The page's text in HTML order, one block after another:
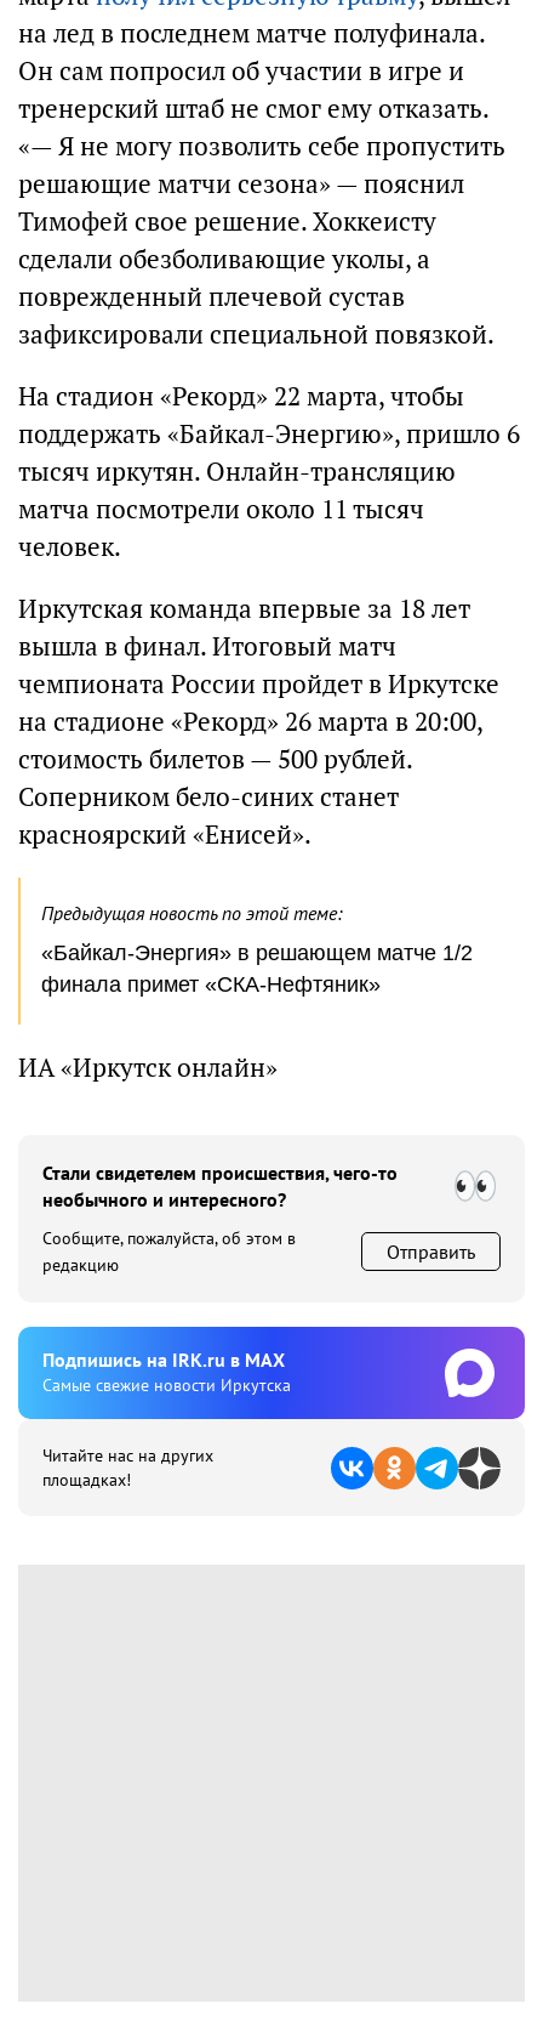
на лед в последнем матче полуфинала.
Он сам попросил об участии в игре и
тренерский штаб не смог ему отказать.
«— Я не могу позволить себе пропустить
решающие матчи сезона» — пояснил
Тимофей свое решение. Хоккеисту
сделали обезболивающие уколы, а
поврежденный плечевой сустав
зафиксировали специальной повязкой.
На стадион «Рекорд» 22 марта, чтобы
поддержать «Байкал-Энергию», пришло 6
тысяч иркутян. Онлайн-трансляцию
матча посмотрели около 11 тысяч
человек.
Иркутская команда впервые за 18 лет
вышла в финал. Итоговый матч
чемпионата России пройдет в Иркутске
на стадионе «Рекорд» 26 марта в 20:00,
стоимость билетов — 500 рублей.
Соперником бело-синих станет
красноярский «Енисей».
Предыдущая новость по этой теме:
«Байкал-Энергия» в решающем матче 1/2
финала примет «СКА-Нефтяник»
ИА «Иркутск онлайн»
Стали свидетелем происшествия, чего-то
необычного и интересного?
Сообщите, пожалуйста, об этом в
редакцию
Отправить
Подпишиcь на IRK.ru в MAX
Cамые свежие новости Иркутска
Читайте нас на других
площадках!